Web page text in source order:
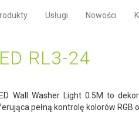
Usługi Nowości
RL3-24
Wall Washer Light 0.5M to
pełną kontrolę kolorów